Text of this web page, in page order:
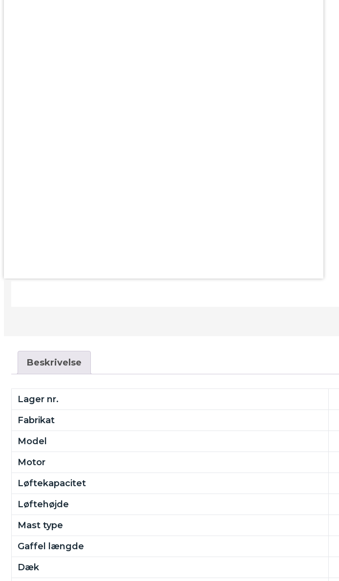
Beskrivelse
Lager nr.
Fabrikat
Model
Motor
Løftekapacitet
Løftehøjde
Mast type
Gaffel længde
Dæk